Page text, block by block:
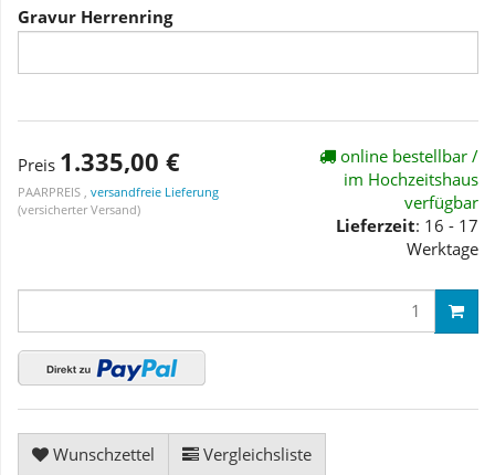
Gravur Herrenring
Preis 1.335,00 €
PAARPREIS , versandfreie Lieferung
(versicherter Versand)
online bestellbar /
im Hochzeitshaus
verfügbar
Lieferzeit: 16 - 17
Werktage
Wunschzettel
Vergleichsliste